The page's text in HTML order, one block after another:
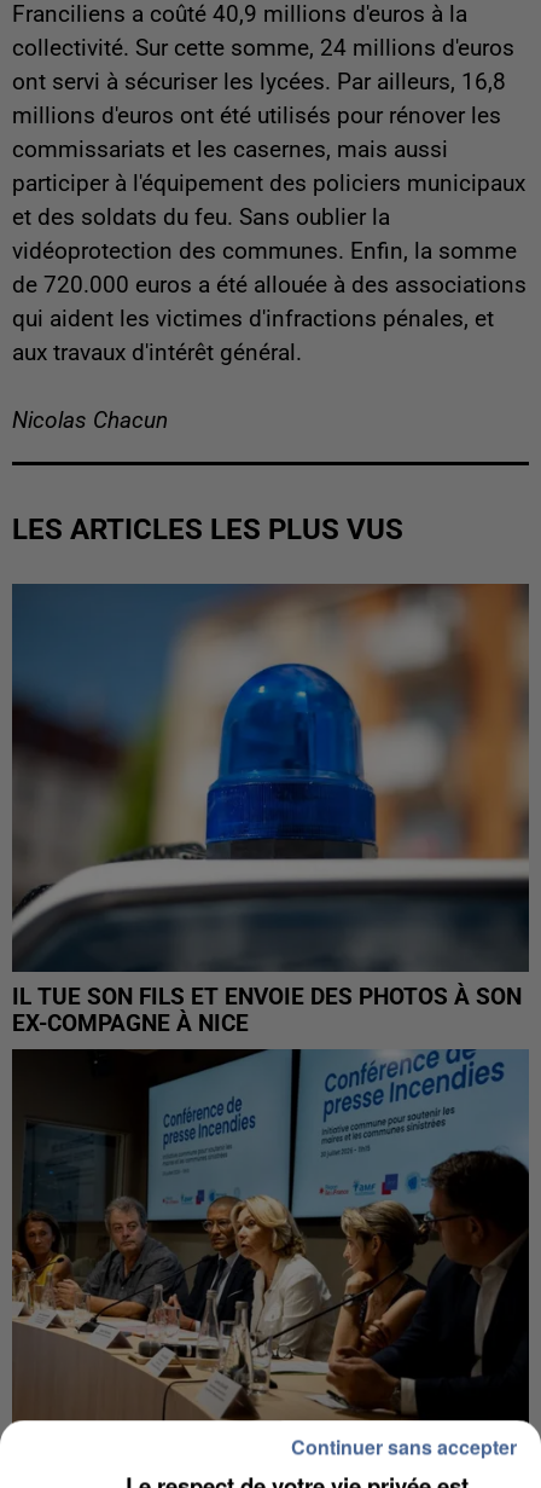
Franciliens a coûté 40,9 millions d'euros à la
collectivité. Sur cette somme, 24 millions d'euros
ont servi à sécuriser les lycées. Par ailleurs, 16,8
millions d'euros ont été utilisés pour rénover les
commissariats et les casernes, mais aussi
participer à l'équipement des policiers municipaux
et des soldats du feu. Sans oublier la
vidéoprotection des communes. Enfin, la somme
de 720.000 euros a été allouée à des associations
qui aident les victimes d'infractions pénales, et
aux travaux d'intérêt général.
Nicolas Chacun
LES ARTICLES LES PLUS VUS
IL TUE SON FILS ET ENVOIE DES PHOTOS À SON
EX-COMPAGNE À NICE
INCENDIES : L’ÎLE-DE-FRANCE LANCE UN ÉLAN
Continuer sans accepter